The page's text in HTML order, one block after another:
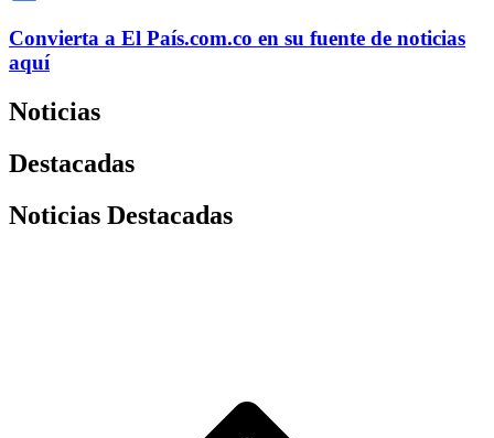
Convierta a El País.com.co en su fuente de noticias
aquí
Noticias
Destacadas
Noticias Destacadas